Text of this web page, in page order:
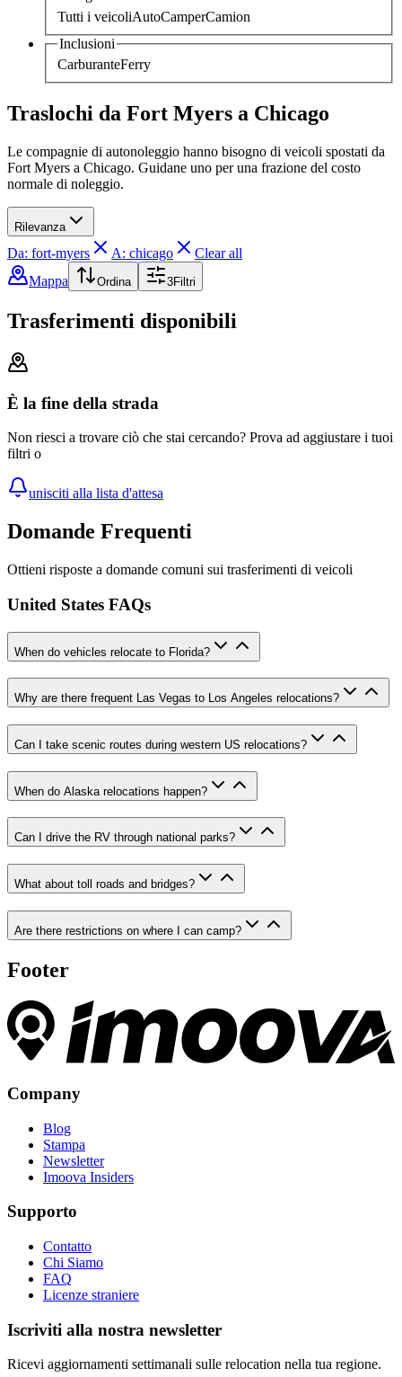
Tutti i veicoliAutoCamperCamion
Inclusioni
CarburanteFerry
Traslochi da Fort Myers a Chicago
Le compagnie di autonoleggio hanno bisogno di veicoli spostati da
Fort Myers a Chicago. Guidane uno per una frazione del costo
normale di noleggio.
Rilevanza
Da: fort-myers A: chicago
Clear all
Mappa
Ordina 3Filtri
Trasferimenti disponibili
È la fine della strada
Non riesci a trovare ciò che stai cercando? Prova ad aggiustare i tuoi
filtri o
unisciti alla lista d'attesa
Domande Frequenti
Ottieni risposte a domande comuni sui trasferimenti di veicoli
United States FAQs
When do vehicles relocate to Florida?
Why are there frequent Las Vegas to Los Angeles relocations?
Can I take scenic routes during western US relocations?
When do Alaska relocations happen?
Can I drive the RV through national parks?
What about toll roads and bridges?
Are there restrictions on where I can camp?
Footer
Company
Blog
Stampa
Newsletter
Imoova Insiders
Supporto
Contatto
Chi Siamo
FAQ
Licenze straniere
Iscriviti alla nostra newsletter
Ricevi aggiornamenti settimanali sulle relocation nella tua regione.